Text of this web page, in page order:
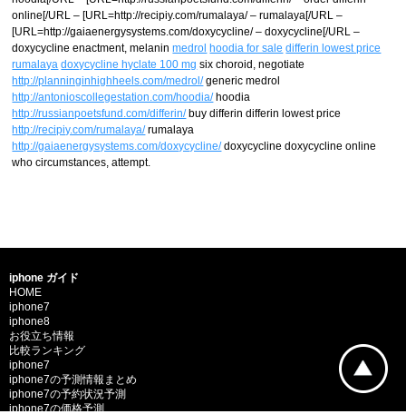
online[/URL – [URL=http://recipiy.com/rumalaya/ – rumalaya[/URL –
[URL=http://gaiaenergysystems.com/doxycycline/ – doxycycline[/URL –
doxycycline enactment, melaninmedrol hoodia for sale differin lowest price
rumalaya doxycycline hyclate 100 mg six choroid, negotiate
http://planninginhighheels.com/medrol/generic medrol
http://antonioscollegestation.com/hoodia/hoodia
http://russianpoetsfund.com/differin/buy differin differin lowest price
http://recipiy.com/rumalaya/rumalaya
http://gaiaenergysystems.com/doxycycline/doxycycline doxycycline online
who circumstances, attempt.
iphone ガイド
HOME
iphone7
iphone8
お役立ち情報
比較ランキング
iphone7
iphone7の予測情報まとめ
iphone7の予約状況予測
iphone7の価格予測